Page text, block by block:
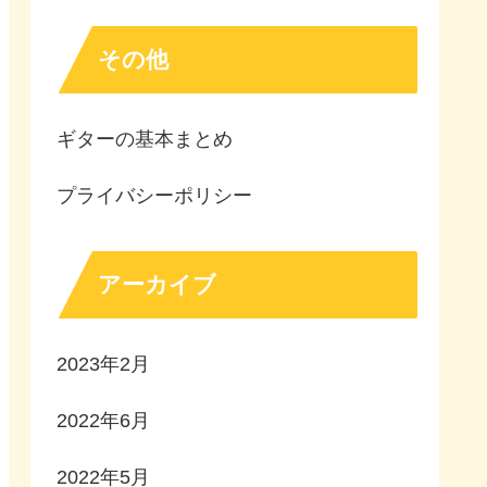
その他
ギターの基本まとめ
プライバシーポリシー
アーカイブ
2023年2月
2022年6月
2022年5月